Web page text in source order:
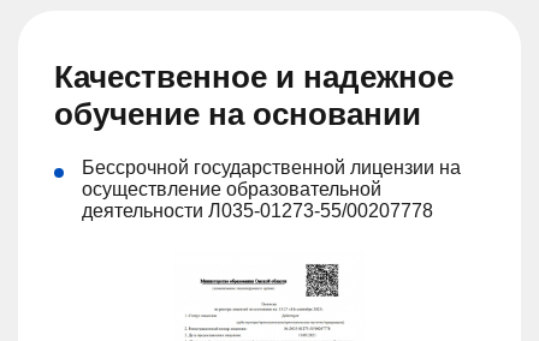
Качественное и надежное
обучение на основании
Бессрочной государственной лицензии на
осуществление образовательной
деятельности Л035-01273-55/00207778